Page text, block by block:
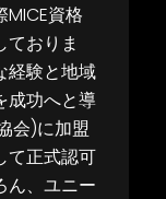
MICE資格
ておりま
経験と地域
成功へと導
会)に加盟
て正式認可
ん、ユニー